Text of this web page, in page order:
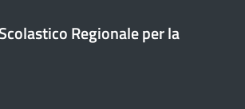
Regionale per la